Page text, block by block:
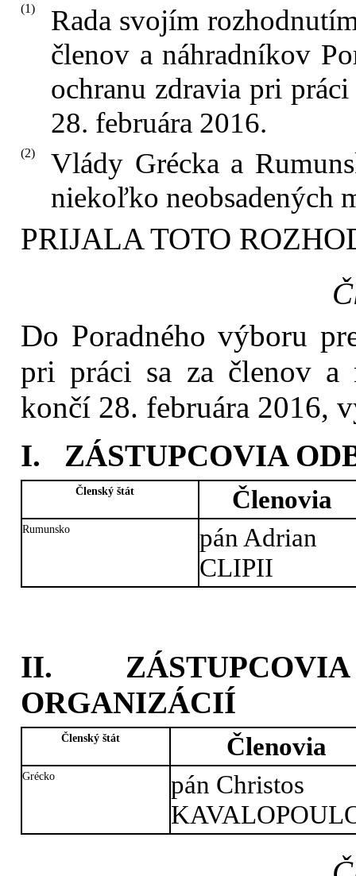
(1)
Rada svojím
členov a náhradníkov
ochranu zdravia pri
28. februára 2016.
(2)
Vlády Grécka a
niekoľko neobsadených
PRIJALA TOTO
Do Poradného výboru
pri práci sa za členov a
končí 28. februára 2016,
I. ZÁSTUPCOVIA
Členský štát Členovia
Rumunsko
pán Adrian
CLIPII
II. ZÁSTUPCOVIA
ORGANIZÁCIÍ
Členský štát Členovia
Grécko
pán Christos